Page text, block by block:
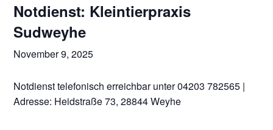
Notdienst: Kleintierpraxis
Sudweyhe
November 9, 2025
Notdienst telefonisch erreichbar unter 04203 782565 |
Adresse: Heidstraße 73, 28844 Weyhe